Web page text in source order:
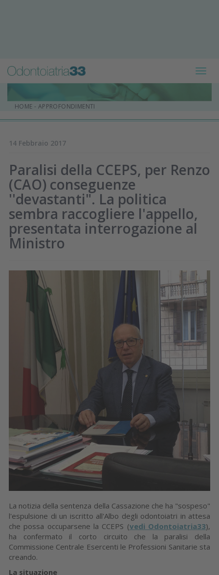
HOME - APPROFONDIMENTI
14 Febbraio 2017
Paralisi della CCEPS, per Renzo
(CAO) conseguenze
''devastanti". La politica
sembra raccogliere l'appello,
presentata interrogazione al
Ministro
La notizia della sentenza della Cassazione che ha "sospeso"
l'espulsione di un iscritto all'Albo degli odontoiatri in attesa
che possa occuparsene la CCEPS (vedi Odontoiatria33),
ha confermato il corto circuito che la paralisi della
Commissione Centrale Esercenti le Professioni Sanitarie sta
creando.
La situazione